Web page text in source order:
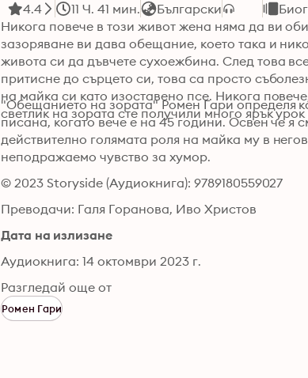
4.4 11 Ч. 41 мин. Български
Никога повече в този живот жена няма да ви
зазоряване ви дава обещание, което така и
живота си да дъвчете сухоежбина. След това
притисне до сърцето си, това са просто
на майка си като изоставено псе. Никога
светлик на зората сте получили много ярък
"Обещанието на зората" Ромен Гари определя
писана, когато вече е на 45 години. Освен че я
действително голямата роля на майка му в
неподражаемо чувство за хумор.
© 2023 Storyside (Аудиокнига): 9789180559027
Преводачи: Галя Горанова, Иво Христов
Дата на излизане
Аудиокнига: 14 октомври 2023 г.
Разгледай още от
Ромен Гари